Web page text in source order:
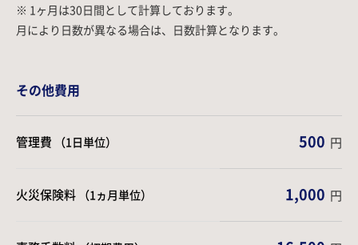
※ 1ヶ月は30日間として計算しております。
月により日数が異なる場合は、日数計算となります。
その他費用
管理費 （1日単位） 500 円
火災保険料 （1ヵ月単位） 1,000 円